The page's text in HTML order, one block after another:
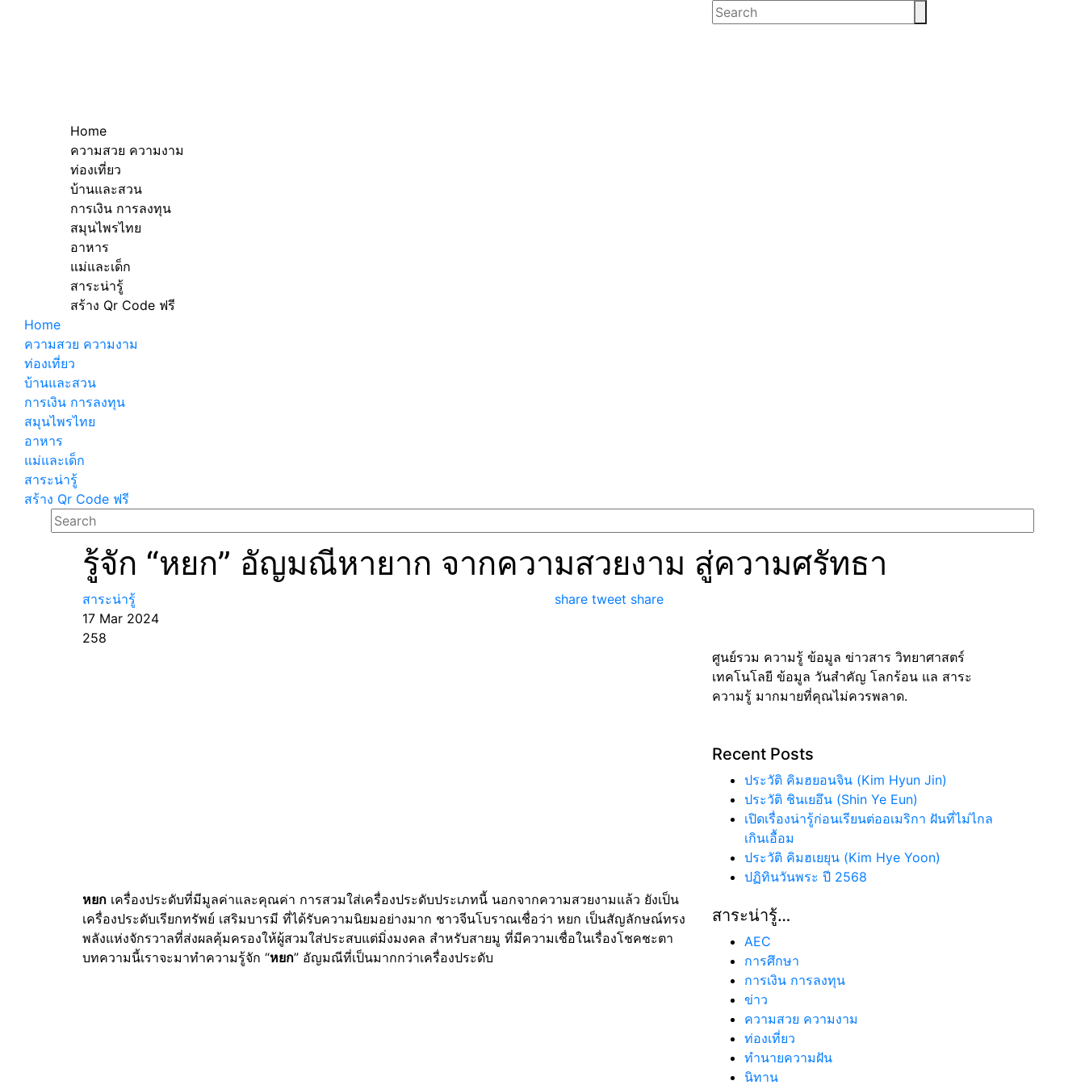
Home
ความสวย ความงาม
ท่องเที่ยว
บ้านและสวน
การเงิน การลงทุน
สมุนไพรไทย
อาหาร
แม่และเด็ก
สาระน่ารู้
สร้าง Qr Code ฟรี
Home
ความสวย ความงาม
ท่องเที่ยว
บ้านและสวน
การเงิน การลงทุน
สมุนไพรไทย
อาหาร
แม่และเด็ก
สาระน่ารู้
สร้าง Qr Code ฟรี
รู้จัก “หยก” อัญมณีหายาก จากความสวยงาม สู่ความศรัทธา
สาระน่ารู้
17 Mar 2024
258
share tweet share
หยก เครื่องประดับที่มีมูลค่าและคุณค่า การสวมใส่เครื่องประดับประเภทนี้ นอกจากความสวยงามแล้ว ยังเป็น
เครื่องประดับเรียกทรัพย์ เสริมบารมี ที่ได้รับความนิยมอย่างมาก ชาวจีนโบราณเชื่อว่า หยก เป็นสัญลักษณ์ทรง
พลังแห่งจักรวาลที่ส่งผลคุ้มครองให้ผู้สวมใส่ประสบแต่มิ่งมงคล สำหรับสายมู ที่มีความเชื่อในเรื่องโชคชะตา
บทความนี้เราจะมาทำความรู้จัก “หยก” อัญมณีที่เป็นมากกว่าเครื่องประดับ
ศูนย์รวม ความรู้ ข้อมูล ข่าวสาร วิทยาศาสตร์
เทคโนโลยี ข้อมูล วันสำคัญ โลกร้อน แล สาระ
ความรู้ มากมายที่คุณไม่ควรพลาด.
Recent Posts
ประวัติ คิมฮยอนจิน (Kim Hyun Jin)
ประวัติ ชินเยอึน (Shin Ye Eun)
เปิดเรื่องน่ารู้ก่อนเรียนต่ออเมริกา ฝันที่ไม่ไกล
เกินเอื้อม
ประวัติ คิมฮเยยุน (Kim Hye Yoon)
ปฏิทินวันพระ ปี 2568
สาระน่ารู้…
AEC
การศึกษา
การเงิน การลงทุน
ข่าว
ความสวย ความงาม
ท่องเที่ยว
ทํานายความฝัน
นิทาน